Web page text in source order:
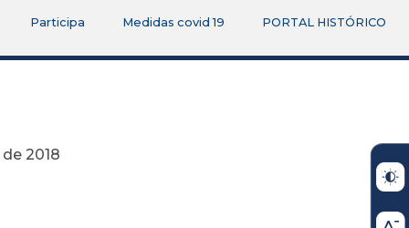
Participa Medidas covid 19 PORTAL HISTÓRICO